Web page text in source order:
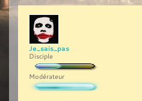
Je_sais_pas
Disciple
Modérateur